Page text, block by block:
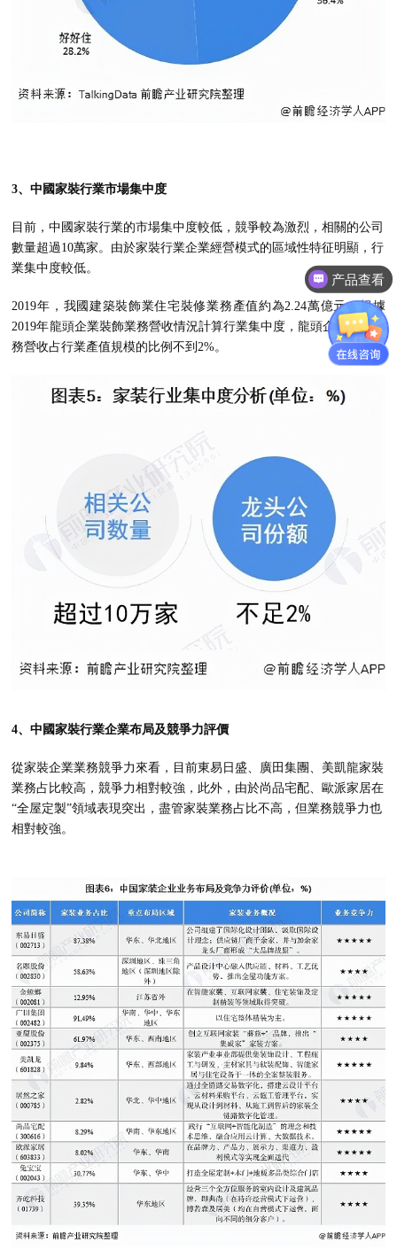
3、中國家裝行業市場集中度
目前，中國家裝行業的市場集中度較低，競爭較為激烈，相關的公司
數量超過10萬家。由於家裝行業企業經營模式的區域性特征明顯，行
業集中度較低。
2019年，我國建築裝飾業住宅裝修業務產值約為2.24萬億元，根據
2019年龍頭企業裝飾業務營收情況計算行業集中度，龍頭企業家裝業
務營收占行業產值規模的比例不到2%。
4、中國家裝行業企業布局及競爭力評價
從家裝企業業務競爭力來看，目前東易日盛、廣田集團、美凱龍家裝
業務占比較高，競爭力相對較強，此外，由於尚品宅配、歐派家居在
“全屋定製”領域表現突出，盡管家裝業務占比不高，但業務競爭力也
相對較強。
产品查看